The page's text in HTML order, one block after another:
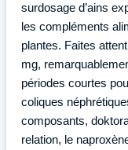
surdosage d’ains
les compléments
plantes. Faites
mg,
périodes courtes
coliques
composants,
relation, le